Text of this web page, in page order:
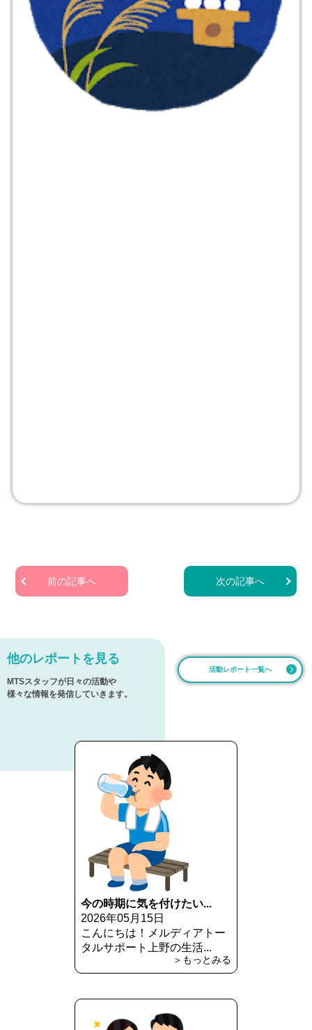
前の記事へ 次の記事へ
他のレポートを見る
MTSスタッフが日々の活動や
様々な情報を発信していきます。
活動レポート一覧へ
今の時期に気を付けたい...
2026年05月15日
こんにちは！メルディアトー
タルサポート上野の生活...
＞もっとみる